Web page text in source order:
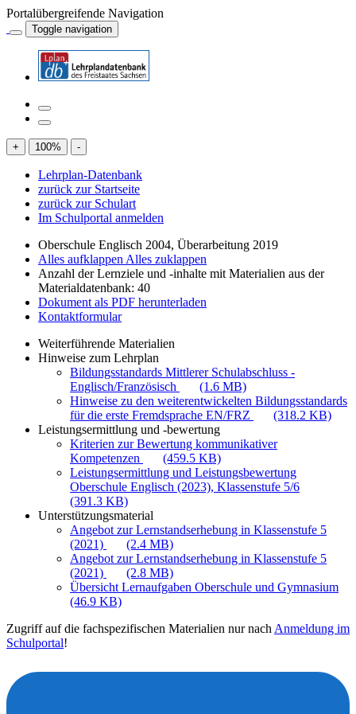
Portalübergreifende Navigation
Toggle navigation
+ 100% -
Lehrplan-Datenbank
zurück zur Startseite
zurück zur Schulart
Im Schulportal anmelden
Oberschule Englisch 2004, Überarbeitung 2019
Alles aufklappen Alles zuklappen
Anzahl der Lernziele und -inhalte mit Materialien aus der
Materialdatenbank: 40
Dokument als PDF herunterladen
Kontaktformular
Weiterführende Materialien
Hinweise zum Lehrplan
Bildungsstandards Mittlerer Schulabschluss -
Englisch/Französisch
(1.6 MB)
Hinweise zu den weiterentwickelten Bildungsstandards
für die erste Fremdsprache EN/FRZ
(318.2 KB)
Leistungsermittlung und -bewertung
Kriterien zur Bewertung kommunikativer
Kompetenzen
(459.5 KB)
Leistungsermittlung und Leistungsbewertung
Oberschule Englisch (2023), Klassenstufe 5/6
(391.3 KB)
Unterstützungsmaterial
Angebot zur Lernstandserhebung in Klassenstufe 5
(2021)
(2.4 MB)
Angebot zur Lernstandserhebung in Klassenstufe 5
(2021)
(2.8 MB)
Übersicht Lernaufgaben Oberschule und Gymnasium
(46.9 KB)
Zugriff auf die fachspezifischen Materialien nur nach Anmeldung im
Schulportal!